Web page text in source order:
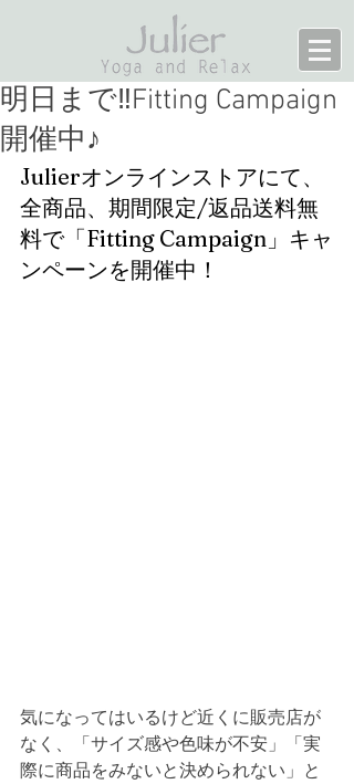
明日まで‼Fitting Campaign
開催中♪
Julierオンラインストアにて、
全商品、期間限定/返品送料無
料で「Fitting Campaign」キャ
ンペーンを開催中！
気になってはいるけど近くに販売店が
なく、「サイズ感や色味が不安」「実
際に商品をみないと決められない」と